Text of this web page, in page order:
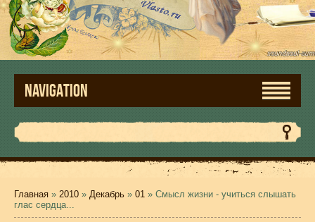
NAVIGATION
Главная » 2010 » Декабрь » 01 » Смысл жизни - учиться слышать
глас сердца...